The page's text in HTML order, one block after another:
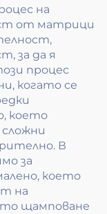
на
от матрици
за да я
процес
когато се
което
В
за
което
на
щамповане